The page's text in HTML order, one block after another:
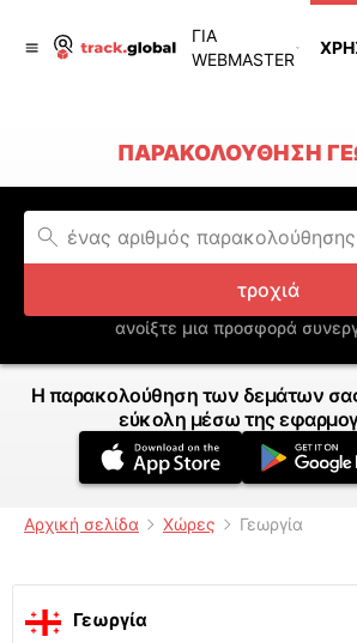
ΓΙΑ
WEBMASTER
ΠΑΡΑΚΟΛΟΎΘΗΣΗ
τροχιά
ανοίξτε μια προσφορά
Η παρακολούθηση των δεμάτων σας
εύκολη μέσω της
Αρχική σελίδα Χώρες Γεωργία
Γεωργία